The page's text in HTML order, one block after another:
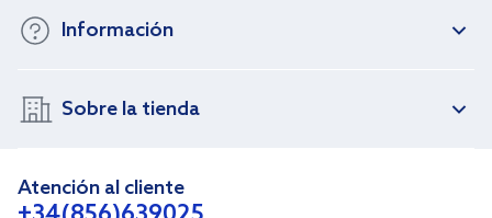
Información
Sobre la tienda
Atención al cliente